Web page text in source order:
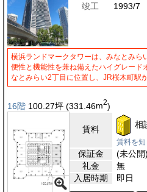
竣工
1993/7
横浜ランドマークタワーは、みなとみら
便性と機能性を兼ね備えたハイグレード
なとみらい2丁目に位置し、JR桜木町駅
16階 100.27坪 (331.46m2)
賃料 相
賃料を
保証金
(未公開)
礼金
無
入居時期
即日